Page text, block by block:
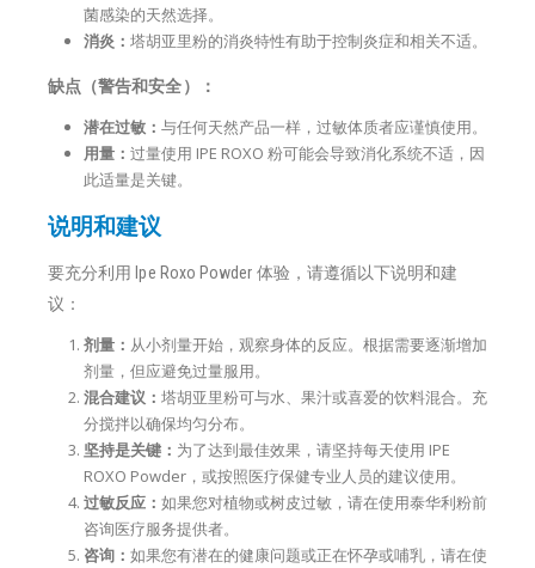
菌感染的天然选择。
消炎： 塔胡亚里粉的消炎特性有助于控制炎症和相关不适。
缺点（警告和安全）：
潜在过敏： 与任何天然产品一样，过敏体质者应谨慎使用。
用量： 过量使用 IPE ROXO 粉可能会导致消化系统不适，因
此适量是关键。
说明和建议
要充分利用 Ipe Roxo Powder 体验，请遵循以下说明和建
议：
剂量： 从小剂量开始，观察身体的反应。根据需要逐渐增加
剂量，但应避免过量服用。
混合建议： 塔胡亚里粉可与水、果汁或喜爱的饮料混合。充
分搅拌以确保均匀分布。
坚持是关键： 为了达到最佳效果，请坚持每天使用 IPE
ROXO Powder，或按照医疗保健专业人员的建议使用。
过敏反应： 如果您对植物或树皮过敏，请在使用泰华利粉前
咨询医疗服务提供者。
咨询： 如果您有潜在的健康问题或正在怀孕或哺乳，请在使